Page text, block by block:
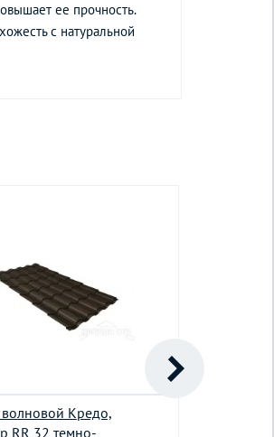
ее прочность.
с натуральной
Кредо,
RR 32 темно-